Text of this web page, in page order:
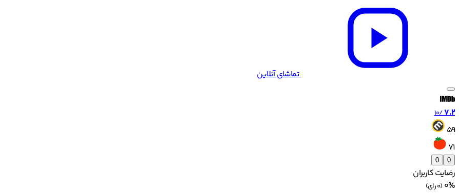
تماشای آنلاین
7.2
/10
59
71
0
0
رضایت کاربران
0% (0 رای)